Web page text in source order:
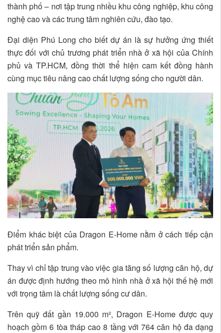
thành phố – nơi tập trung nhiều khu công nghiệp, khu công
nghệ cao và các trung tâm nghiên cứu, đào tạo.
Đại diện Phú Long cho biết dự án là sự hưởng ứng thiết
thực đối với chủ trương phát triển nhà ở xã hội của Chính
phủ và TP.HCM, đồng thời thể hiện cam kết đồng hành
cùng mục tiêu nâng cao chất lượng sống cho người dân.
Điểm khác biệt của Dragon E-Home nằm ở cách tiếp cận
phát triển sản phẩm.
Thay vì chỉ tập trung vào việc gia tăng số lượng căn hộ, dự
án được định hướng theo mô hình nhà ở xã hội thế hệ mới
với trọng tâm là chất lượng sống cư dân.
Trên quỹ đất gần 19.000 m², Dragon E-Home được quy
hoạch gồm 6 tòa tháp cao 8 tầng với 764 căn hộ đa dạng